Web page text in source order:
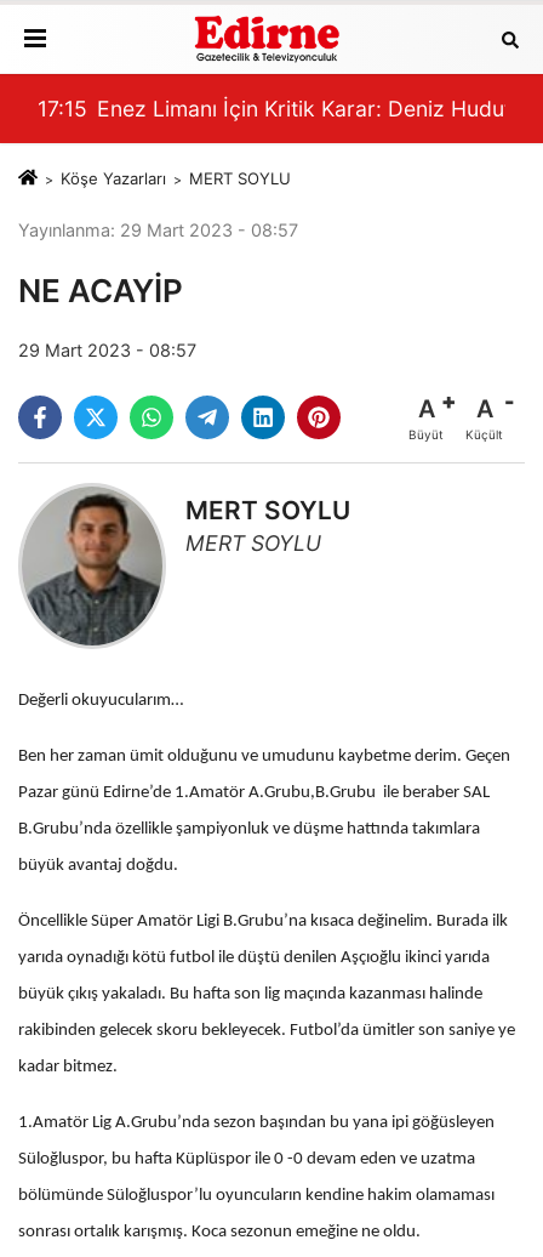
17:15 Enez Limanı İçin Kritik Karar: Deniz Hudut
Köşe Yazarları MERT SOYLU
Yayınlanma: 29 Mart 2023 - 08:57
NE ACAYİP
29 Mart 2023 - 08:57
A
Büyüt
A
Küçült
MERT SOYLU
MERT SOYLU
Değerli okuyucularım…
Ben her zaman ümit olduğunu ve umudunu kaybetme derim. Geçen
Pazar günü Edirne’de 1.Amatör A.Grubu,B.Grubu ile beraber SAL
B.Grubu’nda özellikle şampiyonluk ve düşme hattında takımlara
büyük avantaj doğdu.
Öncellikle Süper Amatör Ligi B.Grubu’na kısaca değinelim. Burada ilk
yarıda oynadığı kötü futbol ile düştü denilen Aşçıoğlu ikinci yarıda
büyük çıkış yakaladı. Bu hafta son lig maçında kazanması halinde
rakibinden gelecek skoru bekleyecek. Futbol’da ümitler son saniye ye
kadar bitmez.
1.Amatör Lig A.Grubu’nda sezon başından bu yana ipi göğüsleyen
Süloğluspor, bu hafta Küplüspor ile 0 -0 devam eden ve uzatma
bölümünde Süloğluspor’lu oyuncuların kendine hakim olamaması
sonrası ortalık karışmış. Koca sezonun emeğine ne oldu.